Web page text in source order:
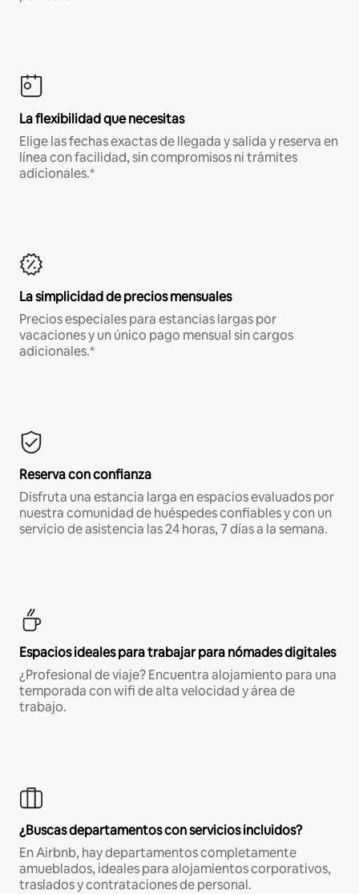
La flexibilidad que necesitas
Elige las fechas exactas de llegada y salida y reserva en
línea con facilidad, sin compromisos ni trámites
adicionales.*
La simplicidad de precios mensuales
Precios especiales para estancias largas por
vacaciones y un único pago mensual sin cargos
adicionales.*
Reserva con confianza
Disfruta una estancia larga en espacios evaluados por
nuestra comunidad de huéspedes confiables y con un
servicio de asistencia las 24 horas, 7 días a la semana.
Espacios ideales para trabajar para nómades digitales
¿Profesional de viaje? Encuentra alojamiento para una
temporada con wifi de alta velocidad y área de
trabajo.
¿Buscas departamentos con servicios incluidos?
En Airbnb, hay departamentos completamente
amueblados, ideales para alojamientos corporativos,
traslados y contrataciones de personal.